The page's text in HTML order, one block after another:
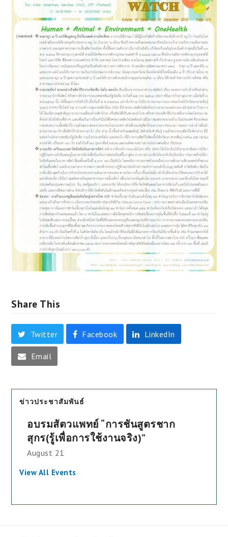
Share This
Twitter Facebook LinkedIn
Email
ข่าวประชาสัมพันธ์
อบรมสัตวแพทย์ “การชันสูตรชาก
สุกร(รู้เพื่อการใช้งานจริง)”
August 21
View All Events